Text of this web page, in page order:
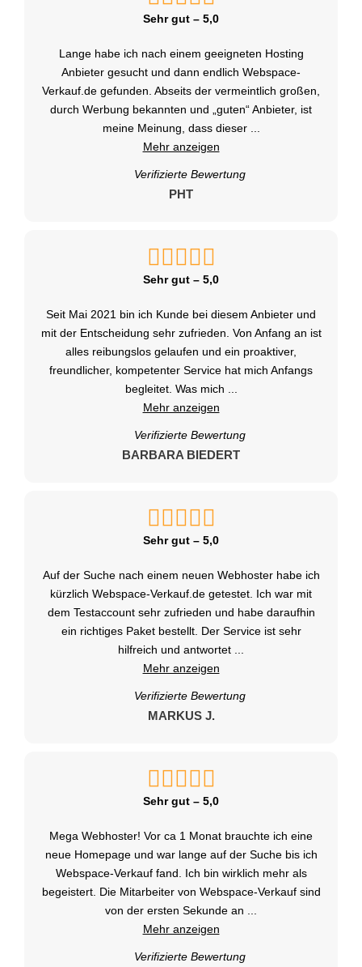
Sehr gut – 5,0
Lange habe ich nach einem geeigneten Hosting
Anbieter gesucht und dann endlich Webspace-
Verkauf.de gefunden. Abseits der vermeintlich großen,
durch Werbung bekannten und „guten“ Anbieter, ist
meine Meinung, dass dieser
Mehr anzeigen
Verifizierte Bewertung
PHT
Sehr gut – 5,0
Seit Mai 2021 bin ich Kunde bei diesem Anbieter und
mit der Entscheidung sehr zufrieden. Von Anfang an ist
alles reibungslos gelaufen und ein proaktiver,
freundlicher, kompetenter Service hat mich Anfangs
begleitet. Was mich
Mehr anzeigen
Verifizierte Bewertung
BARBARA BIEDERT
Sehr gut – 5,0
Auf der Suche nach einem neuen Webhoster habe ich
kürzlich Webspace-Verkauf.de getestet. Ich war mit
dem Testaccount sehr zufrieden und habe daraufhin
ein richtiges Paket bestellt. Der Service ist sehr
hilfreich und antwortet
Mehr anzeigen
Verifizierte Bewertung
MARKUS J.
Sehr gut – 5,0
Mega Webhoster! Vor ca 1 Monat brauchte ich eine
neue Homepage und war lange auf der Suche bis ich
Webspace-Verkauf fand. Ich bin wirklich mehr als
begeistert. Die Mitarbeiter von Webspace-Verkauf sind
von der ersten Sekunde an
Mehr anzeigen
Verifizierte Bewertung